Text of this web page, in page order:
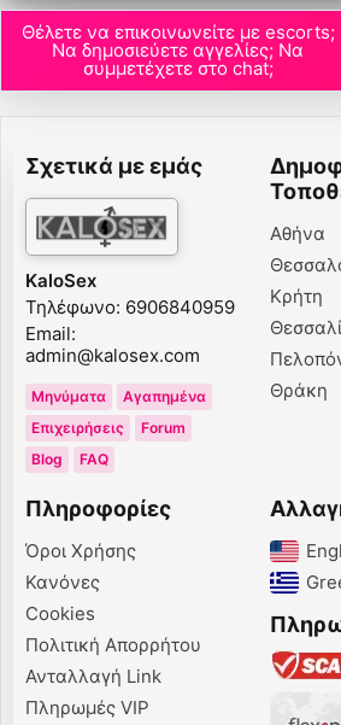
Θέλετε να επικοινωνείτε με escorts;
Να δημοσιεύετε αγγελίες; Να
συμμετέχετε στο chat;
Σχετικά με εμάς
KaloSex
Τηλέφωνο: 6906840959
Email:
admin@kalosex.com
Μηνύματα
Αγαπημένα
Επιχειρήσεις
Forum
Blog
FAQ
Αθήνα
Κρήτη
Θράκη
Πληροφορίες
Όροι Χρήσης
Κανόνες
Cookies
Πολιτική Απορρήτου
Ανταλλαγή Link
Πληρωμές VIP